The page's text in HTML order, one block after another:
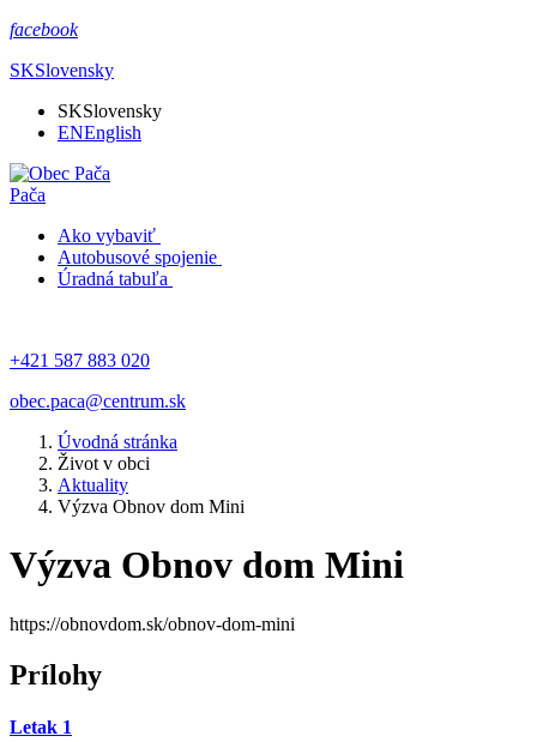
facebook
SKSlovensky
SKSlovensky
ENEnglish
Pača
Ako vybaviť
Autobusové spojenie
Úradná tabuľa
+421 587 883 020
obec.paca@centrum.sk
Úvodná stránka
Život v obci
Aktuality
Výzva Obnov dom Mini
Výzva Obnov dom Mini
https://obnovdom.sk/obnov-dom-mini
Prílohy
Letak 1